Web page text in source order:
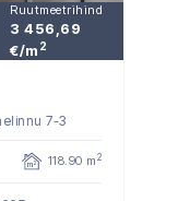
Ruutmeetrihind
3 456,69
€/m 2
7-3
118.90 m 2